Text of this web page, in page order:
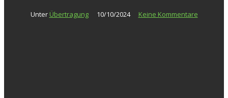
Unter Übertragung 10/10/2024 Keine Kommentare